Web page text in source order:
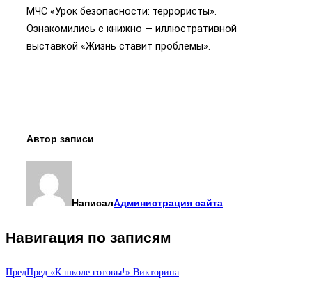
МЧС «Урок безопасности: террористы».
Ознакомились с книжно — иллюстративной
выставкой «Жизнь ставит проблемы».
Автор записи
НаписалАдминистрация сайта
Навигация по записям
ПредПред «К школе готовы!» Викторина